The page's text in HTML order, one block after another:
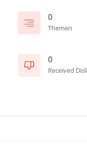
0
Themen
0
Received